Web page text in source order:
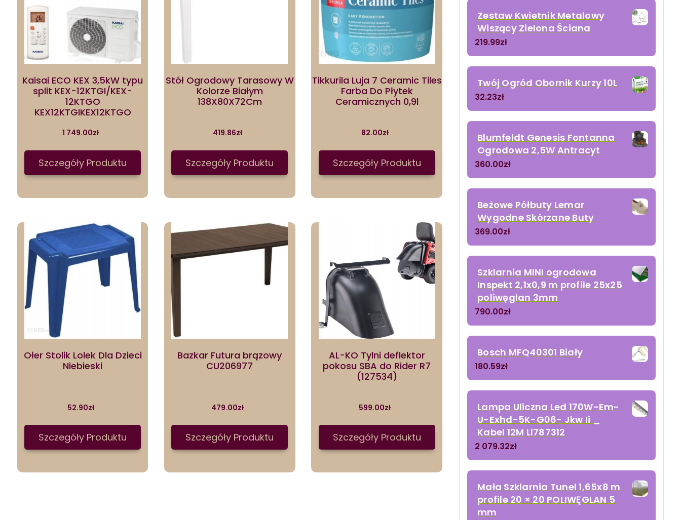
Kaisai ECO KEX 3,5kW typu
split KEX-12KTGI/KEX-
12KTGO
KEX12KTGIKEX12KTGO
1 749.00zł
Szczegóły Produktu
Stół Ogrodowy Tarasowy W
Kolorze Białym
138X80X72Cm
419.86zł
Szczegóły Produktu
Tikkurila Luja 7 Ceramic Tiles
Farba Do Płytek
Ceramicznych 0,9l
82.00zł
Szczegóły Produktu
Ołer Stolik Lolek Dla Dzieci
Niebieski
52.90zł
Szczegóły Produktu
Bazkar Futura brązowy
CU206977
479.00zł
Szczegóły Produktu
AL-KO Tylni deflektor
pokosu SBA do Rider R7
(127534)
599.00zł
Szczegóły Produktu
Zestaw Kwietnik Metalowy
Wiszący Zielona Ściana
219.99zł
Twój Ogród Obornik Kurzy 10L
32.23zł
Blumfeldt Genesis Fontanna
Ogrodowa 2,5W Antracyt
360.00zł
Beżowe Półbuty Lemar
Wygodne Skórzane Buty
369.00zł
Szklarnia MINI ogrodowa
Inspekt 2,1x0,9 m profile 25x25
poliwęglan 3mm
790.00zł
Bosch MFQ40301 Biały
180.59zł
Lampa Uliczna Led 170W-Em-
U-Exhd-5K-G06- Jkw Ii _
Kabel 12M Ll787312
2 079.32zł
Mała Szklarnia Tunel 1,65x8 m
profile 20 × 20 POLIWĘGLAN 5
mm